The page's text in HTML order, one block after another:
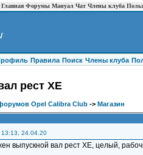
Главная Форумы Мануал Чат Члены клуба
Правила Поиск Члены клуба
рест ХЕ
Opel Calibra Club-> Магазин
13:13, 24.04.20
выпускной вал рест ХЕ, целый,